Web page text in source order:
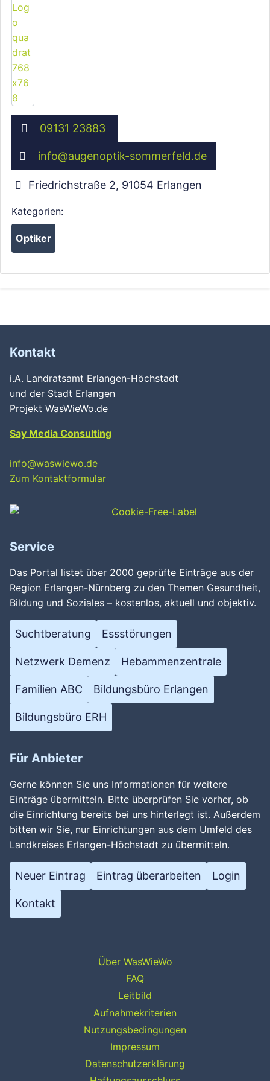
09131 23883
info@augenoptik-sommerfeld.de
Friedrichstraße 2, 91054 Erlangen
Kategorien:
Optiker
Kontakt
i.A. Landratsamt Erlangen-Höchstadt
und der Stadt Erlangen
Projekt WasWieWo.de
Say Media Consulting
info@waswiewo.de
Zum Kontaktformular
Service
Das Portal listet über 2000 geprüfte Einträge aus der
Region Erlangen-Nürnberg zu den Themen Gesundheit,
Bildung und Soziales – kostenlos, aktuell und objektiv.
Suchtberatung Essstörungen
Netzwerk Demenz Hebammenzentrale
Familien ABC Bildungsbüro Erlangen
Bildungsbüro ERH
Für Anbieter
Gerne können Sie uns Informationen für weitere
Einträge übermitteln. Bitte überprüfen Sie vorher, ob
die Einrichtung bereits bei uns hinterlegt ist. Außerdem
bitten wir Sie, nur Einrichtungen aus dem Umfeld des
Landkreises Erlangen-Höchstadt zu übermitteln.
Neuer Eintrag Eintrag überarbeiten Login
Kontakt
Über WasWieWo
FAQ
Leitbild
Aufnahmekriterien
Nutzungsbedingungen
Impressum
Datenschutzerklärung